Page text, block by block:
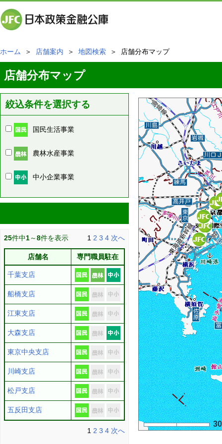
ホーム ＞ 店舗案内 ＞ 地図検索 ＞ 店舗分布マップ
店舗分布マップ
絞込条件を選択する
国民生活事業
農林水産事業
中小企業事業
25件中1～8件を表示 1 2 3 4 次へ
店舗名 専門職員駐在
千葉支店
船橋支店
江東支店
大森支店
東京中央支店
川崎支店
松戸支店
五反田支店
1 2 3 4 次へ